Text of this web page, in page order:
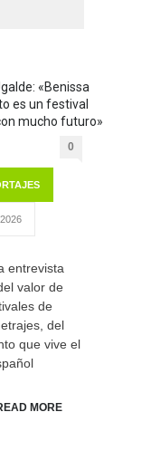
«Benissa
es un festival
mucho futuro»
0
entrevista
valor de
de
del
que vive el
MORE